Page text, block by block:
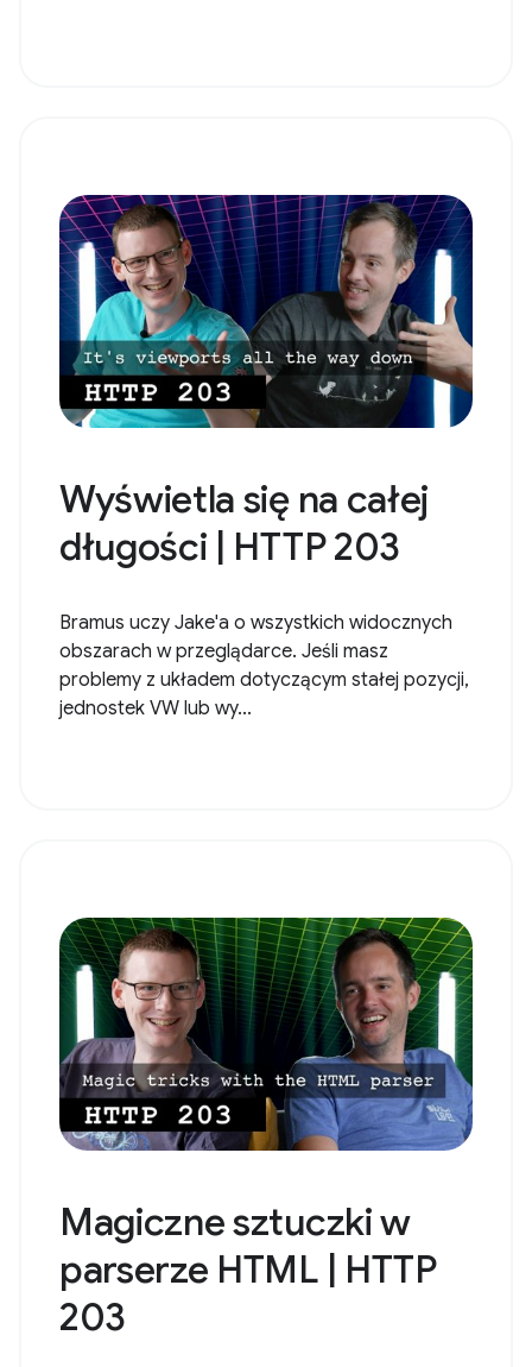
Wyświetla się na całej
długości | HTTP 203
Bramus uczy Jake'a o wszystkich widocznych
obszarach w przeglądarce. Jeśli masz
problemy z układem dotyczącym stałej pozycji,
jednostek VW lub wy...
Magiczne sztuczki w
parserze HTML | HTTP
203